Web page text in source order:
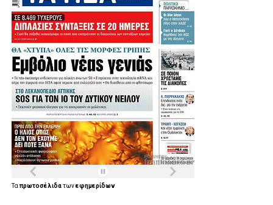
Ταπρωτοσέλιδατωνεφημερίδων